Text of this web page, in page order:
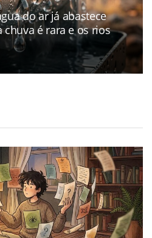
do ar já abastece
é rara e os rios